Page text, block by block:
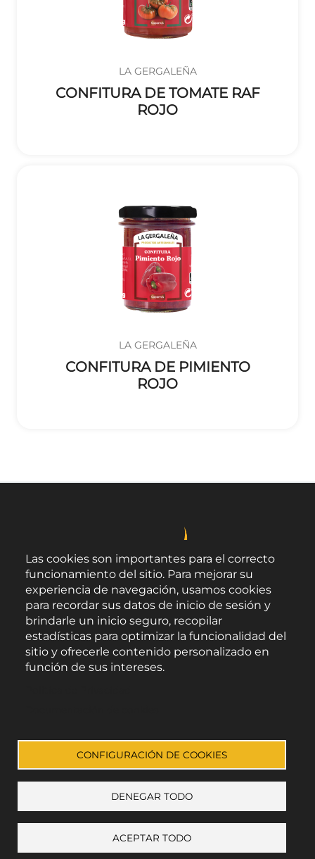
LA GERGALEÑA
CONFITURA DE TOMATE RAF
ROJO
LA GERGALEÑA
CONFITURA DE PIMIENTO
ROJO
Aviso legal-Política de privacidad-
Accesibilidad
Enlace a Facebook
Enlace a Instagram
Enlace a Youtube Channel
Enlace a X (Twitter)
Las cookies son importantes para el correcto
funcionamiento del sitio. Para mejorar su
experiencia de navegación, usamos cookies
para recordar sus datos de inicio de sesión y
brindarle un inicio seguro, recopilar
estadísticas para optimizar la funcionalidad del
sitio y ofrecerle contenido personalizado en
función de sus intereses.
CONFIGURACIÓN DE COOKIES
DENEGAR TODO
ACEPTAR TODO